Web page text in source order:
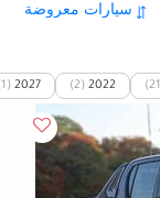
2022
(2)
2027